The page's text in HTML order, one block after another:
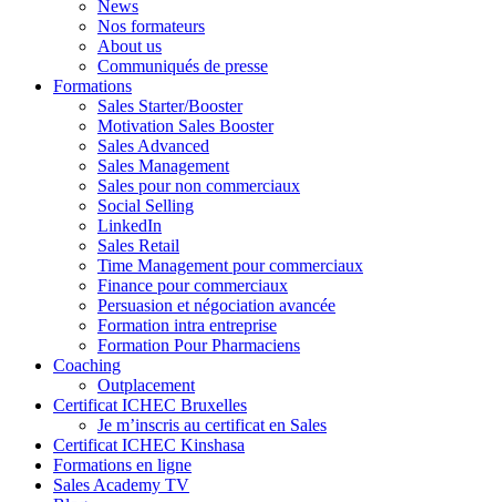
News
Nos formateurs
About us
Communiqués de presse
Formations
Sales Starter/Booster
Motivation Sales Booster
Sales Advanced
Sales Management
Sales pour non commerciaux
Social Selling
LinkedIn
Sales Retail
Time Management pour commerciaux
Finance pour commerciaux
Persuasion et négociation avancée
Formation intra entreprise
Formation Pour Pharmaciens
Coaching
Outplacement
Certificat ICHEC Bruxelles
Je m’inscris au certificat en Sales
Certificat ICHEC Kinshasa
Formations en ligne
Sales Academy TV